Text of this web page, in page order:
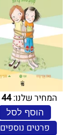
המחיר שלנו:44
הוסף לסל
פרטים נוספים